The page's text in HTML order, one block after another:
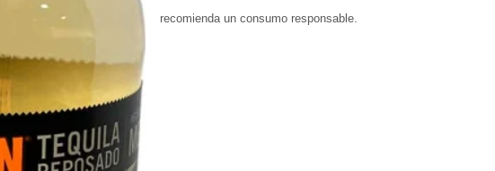
recomienda un consumo responsable.